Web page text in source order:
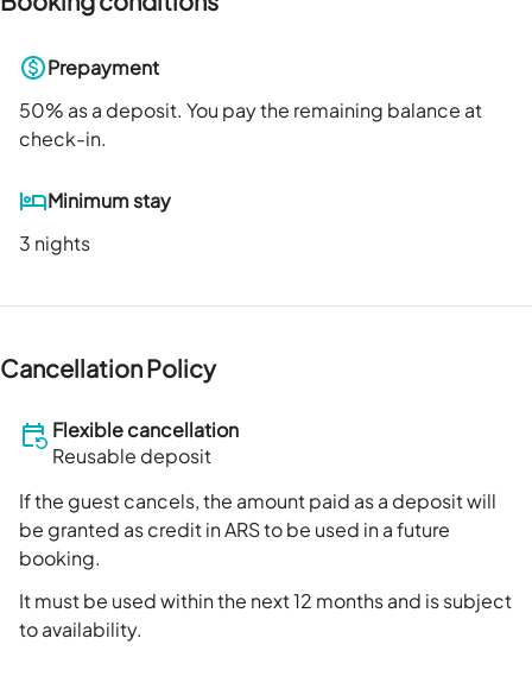
Prepayment
50% as a deposit. You pay the remaining balance at
check-in.
Minimum stay
3 nights
Cancellation Policy
Flexible cancellation
Reusable deposit
If the guest cancels, the amount paid as a deposit will
be granted as credit in ARS to be used in a future
booking.
It must be used within the next 12 months and is subject
to availability.